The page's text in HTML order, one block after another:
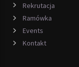
Rekrutacja
Ramówka
Events
Kontakt